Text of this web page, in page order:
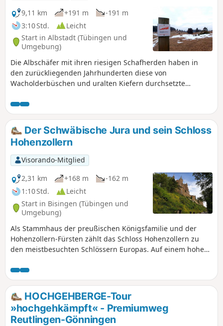
9,11 km
+191 m
-191 m
3:10 Std.
Leicht
Start in Albstadt (Tübingen und
Umgebung)
Die Albschäfer mit ihren riesigen Schafherden haben in
den zurückliegenden Jahrhunderten diese von
Wacholderbüschen und uralten Kiefern durchsetzte
Alb so charakteristisch ist. Traumhafte Aussichten vom mit
Felsen gesäumten Albtrauf und mystische wirkende Orte
wie das Karstphänomen der Sandlöcher erwarten einen
während dieser Runde.
Der Schwäbische Jura und sein Schloss
Hohenzollern
Visorando-Mitglied
2,31 km
+168 m
-162 m
1:10 Std.
Leicht
Start in Bisingen (Tübingen und
Umgebung)
Als Stammhaus der preußischen Königsfamilie und der
Hohenzollern-Fürsten zählt das Schloss Hohenzollern zu
den meistbesuchten Schlössern Europas. Auf einem hohen
geschmückte Bauwerk und wirkt schon von weitem
malerisch und mittelalterlich. Die Aussicht vom Schloss
Hohenzollern ist wirklich einen Abstecher wert, und man
muss mit einem 20-minütigen sportlichen Fußmarsch
rechnen, um das Schloss schließlich zu erreichen.
HOCHGEHBERGE-Tour
»hochgehkämpft« - Premiumweg
Reutlingen-Gönningen